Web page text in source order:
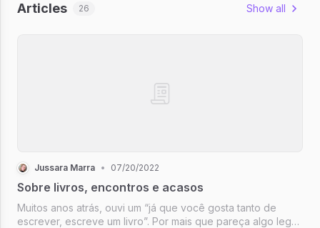
Articles 26 Show all
Jussara Marra • 07/20/2022
Sobre livros, encontros e acasos
Muitos anos atrás, ouvi um “já que você gosta tanto de
escrever, escreve um livro”. Por mais que pareça algo legal